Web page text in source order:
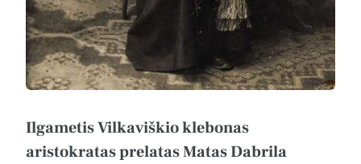
Ilgametis Vilkaviškio klebonas
aristokratas prelatas Matas Dabrila